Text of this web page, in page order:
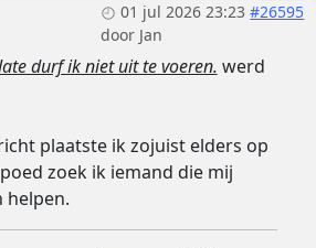
01 jul 2026 23:23 #26595
door Jan
durf ik niet uit te voeren. werd
plaatste ik zojuist elders op
zoek ik iemand die mij
helpen.